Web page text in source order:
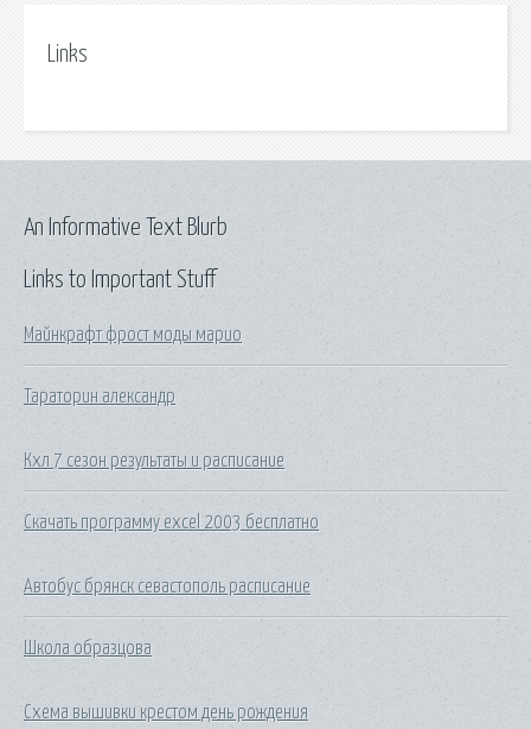
Links
Links to Important Stuff
Майнкрафт фрост моды марио
Тараторин александр
Кхл 7 сезон результаты и расписание
Скачать программу excel 2003 бесплатно
Автобус брянск севастополь расписание
Школа образцова
Схема вышивки крестом день рождения
An Informative Text Blurb